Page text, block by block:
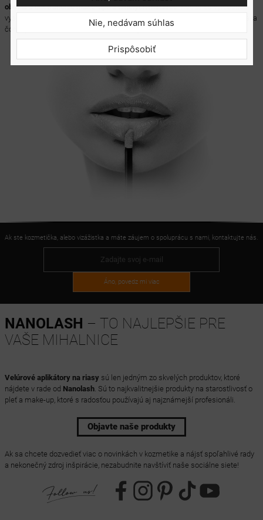
obočia a odstránenie make-upu a umelých mihalníc. Keďže sú vyrobené z
vysoko kvalitných materiálov, nezanechávajú na riasach žiadne vlákna, vďaka
čomu je vaša práca mimoriadne uspokojivá a efektívna.
Ak ste kozmetička, alebo vizážistka a máte záujem o spoluprácu s nami, kontaktujte nás.
Áno, povedz mi viac
NANOLASH – TO NAJLEPŠIE PRE
VAŠE MIHALNICE
Velúrové aplikátory na riasy sú len jedným zo skvelých produktov, ktoré
nájdete v rade od Nanolash. Sú to najkvalitnejšie produkty na starostlivosť o
pleť a make-up, ktoré s radosťou používajú aj najznámejší profesionáli.
Objavte naše produkty
Ak sa chcete dozvedieť viac o novinkách v kozmetike a nájsť spoľahlivé rady
a nekonečný zdroj inšpirácie, nezabudnite navštíviť naše sociálne siete!
Nie, nedávam súhlas
Prispôsobiť